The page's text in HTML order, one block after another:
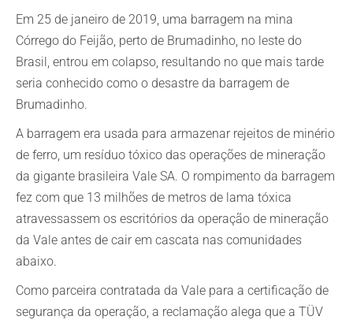
Em 25 de janeiro de 2019, uma barragem na mina
Córrego do Feijão, perto de Brumadinho, no leste do
Brasil, entrou em colapso, resultando no que mais tarde
seria conhecido como o desastre da barragem de
Brumadinho.
A barragem era usada para armazenar rejeitos de minério
de ferro, um resíduo tóxico das operações de mineração
da gigante brasileira Vale SA. O rompimento da barragem
fez com que 13 milhões de metros de lama tóxica
atravessassem os escritórios da operação de mineração
da Vale antes de cair em cascata nas comunidades
abaixo.
Como parceira contratada da Vale para a certificação de
segurança da operação, a reclamação alega que a TÜV